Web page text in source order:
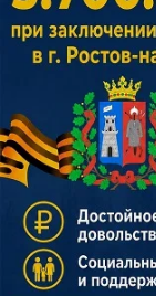
сегодня в 07:00
ЛДПР
становится